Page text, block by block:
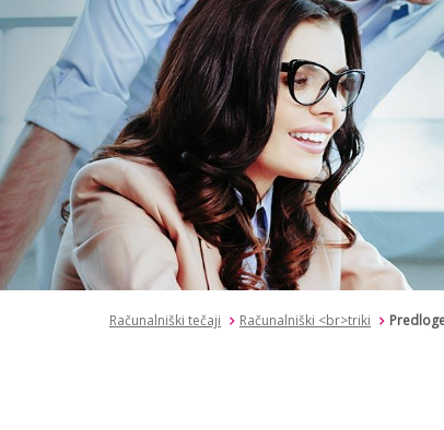
Računalniški tečaji Računalniški <br>triki